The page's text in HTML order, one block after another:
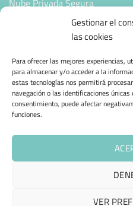
Gestionar el
las cookies
Para ofrecer las mejores experiencias,
para almacenar y/o acceder a la
estas tecnologías nos permitirá
navegación o las identificaciones
consentimiento, puede afectar
funciones.
VER
CONFIANZA &
Sello de Confianza
Empresas Verificadas +100
Migración desde otro proveedor
Hosting ecológico + IA
Hosting Empresarial 360
POLÍTICA DE